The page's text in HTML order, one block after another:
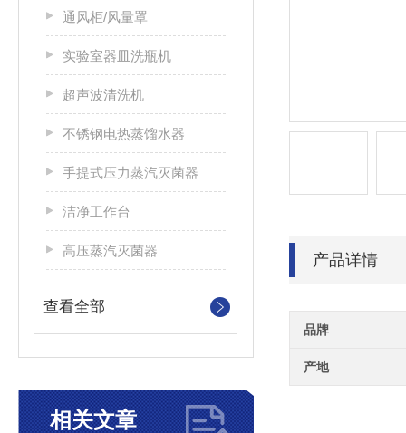
通风柜/风量罩
实验室器皿洗瓶机
超声波清洗机
不锈钢电热蒸馏水器
手提式压力蒸汽灭菌器
洁净工作台
高压蒸汽灭菌器
查看全部
相关文章
产品详情
品牌
产地